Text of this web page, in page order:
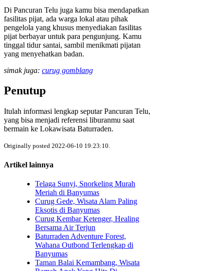
Di Pancuran Telu juga kamu bisa mendapatkan
fasilitas pijat, ada warga lokal atau pihak
pengelola yang khusus menyediakan fasilitas
pijat berbayar untuk para pengunjung. Kamu
tinggal tidur santai, sambil menikmati pijatan
yang menyehatkan badan.
simak juga: curug gomblang
Penutup
Itulah informasi lengkap seputar Pancuran Telu,
yang bisa menjadi referensi liburanmu saat
bermain ke Lokawisata Baturraden.
Originally posted 2022-06-10 19:23:10.
Artikel lainnya
Telaga Sunyi, Snorkeling Murah
Meriah di Banyumas
Curug Gede, Wisata Alam Paling
Eksotis di Banyumas
Curug Kembar Ketenger, Healing
Bersama Air Terjun
Baturraden Adventure Forest,
Wahana Outbond Terlengkap di
Banyumas
Taman Balai Kemambang, Wisata